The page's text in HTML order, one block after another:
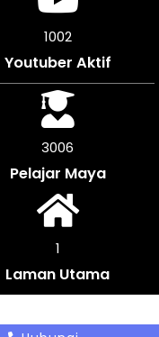
1104
Youtuber Aktif
3312
Pelajar Maya
1
Laman Utama